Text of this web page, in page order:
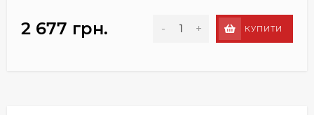
2 677 грн. - + КУПИТИ